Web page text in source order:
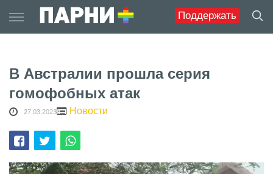
Поддержать
to
content
В Австралии прошла серия
гомофобных атак
27.03.2023 Новости